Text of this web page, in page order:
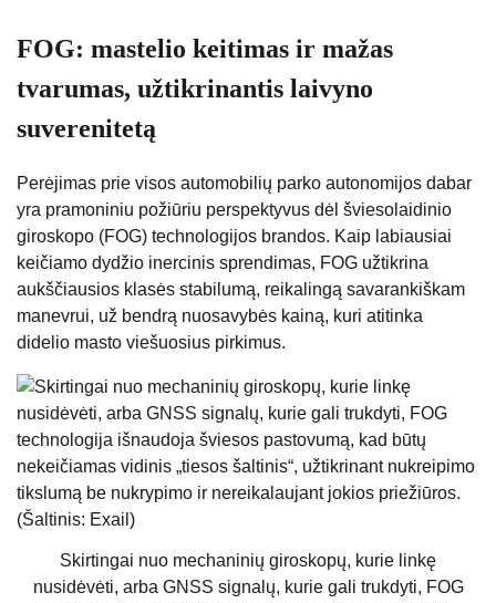
FOG: mastelio keitimas ir mažas
tvarumas, užtikrinantis laivyno
suverenitetą
Perėjimas prie visos automobilių parko autonomijos dabar
yra pramoniniu požiūriu perspektyvus dėl šviesolaidinio
giroskopo (FOG) technologijos brandos. Kaip labiausiai
keičiamo dydžio inercinis sprendimas, FOG užtikrina
aukščiausios klasės stabilumą, reikalingą savarankiškam
manevrui, už bendrą nuosavybės kainą, kuri atitinka
didelio masto viešuosius pirkimus.
Skirtingai nuo mechaninių giroskopų, kurie linkę
nusidėvėti, arba GNSS signalų, kurie gali trukdyti, FOG